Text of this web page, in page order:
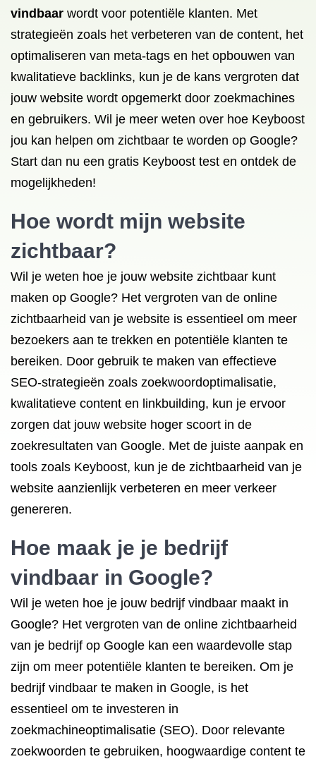
vindbaar wordt voor potentiële klanten. Met
strategieën zoals het verbeteren van de content, het
optimaliseren van meta-tags en het opbouwen van
kwalitatieve backlinks, kun je de kans vergroten dat
jouw website wordt opgemerkt door zoekmachines
en gebruikers. Wil je meer weten over hoe Keyboost
jou kan helpen om zichtbaar te worden op Google?
Start dan nu een gratis Keyboost test en ontdek de
mogelijkheden!
Hoe wordt mijn website
zichtbaar?
Wil je weten hoe je jouw website zichtbaar kunt
maken op Google? Het vergroten van de online
zichtbaarheid van je website is essentieel om meer
bezoekers aan te trekken en potentiële klanten te
bereiken. Door gebruik te maken van effectieve
SEO-strategieën zoals zoekwoordoptimalisatie,
kwalitatieve content en linkbuilding, kun je ervoor
zorgen dat jouw website hoger scoort in de
zoekresultaten van Google. Met de juiste aanpak en
tools zoals Keyboost, kun je de zichtbaarheid van je
website aanzienlijk verbeteren en meer verkeer
genereren.
Hoe maak je je bedrijf
vindbaar in Google?
Wil je weten hoe je jouw bedrijf vindbaar maakt in
Google? Het vergroten van de online zichtbaarheid
van je bedrijf op Google kan een waardevolle stap
zijn om meer potentiële klanten te bereiken. Om je
bedrijf vindbaar te maken in Google, is het
essentieel om te investeren in
zoekmachineoptimalisatie (SEO). Door relevante
zoekwoorden te gebruiken, hoogwaardige content te